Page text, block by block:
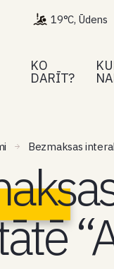
19°C, Ūdens
KO
DARĪT?
Bezmaksas